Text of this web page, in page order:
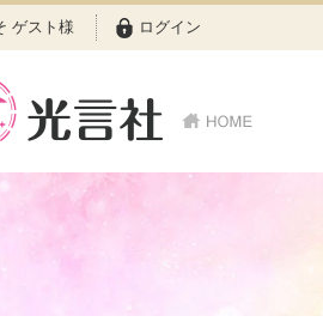
ゲスト様 ログイン